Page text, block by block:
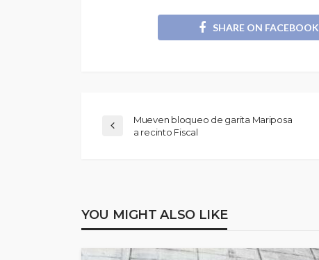
SHARE ON FACEBOOK
Mueven bloqueo de garita Mariposa
a recinto Fiscal
YOU MIGHT ALSO LIKE